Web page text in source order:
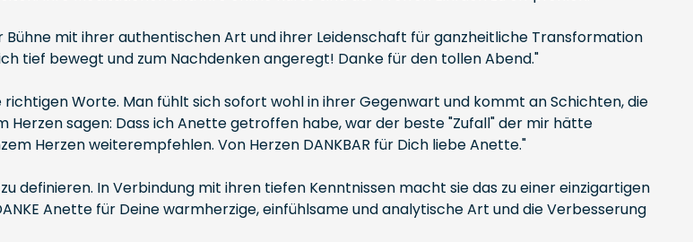
mit ihrer authentischen Art und ihrer Leidenschaft für ganzheitliche Transformation
tief bewegt und zum Nachdenken angeregt! Danke für den tollen Abend."
Worte. Man fühlt sich sofort wohl in ihrer Gegenwart und kommt an Schichten, die
sagen: Dass ich Anette getroffen habe, war der beste "Zufall" der mir hätte
Herzen weiterempfehlen. Von Herzen DANKBAR für Dich liebe Anette."
definieren. In Verbindung mit ihren tiefen Kenntnissen macht sie das zu einer einzigartigen
Anette für Deine warmherzige, einfühlsame und analytische Art und die Verbesserung